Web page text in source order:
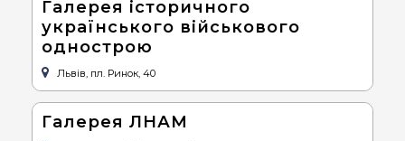
Галерея історичного
українського військового
однострою
Львів, пл. Ринок, 40
Галерея ЛНАМ